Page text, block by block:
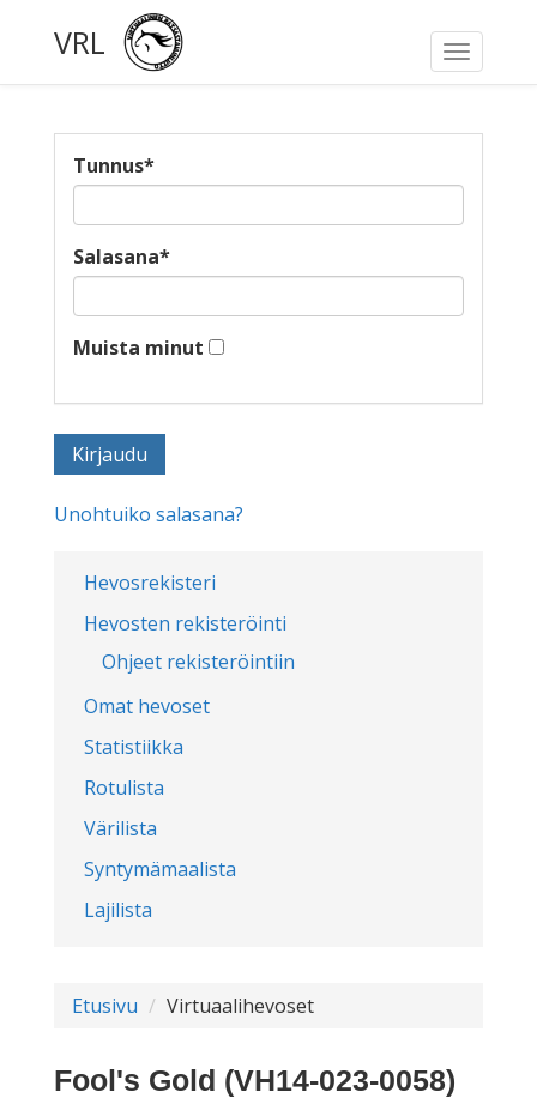
Toggle
VRL
Hevosrekisteri
Hevosten rekisteröinti
Ohjeet rekisteröintiin
Omat hevoset
Statistiikka
Rotulista
Värilista
Syntymämaalista
Lajilista
Tunnus*
Salasana*
Muista minut
Unohtuiko salasana?
Etusivu Virtuaalihevoset
Fool's Gold (VH14-023-0058)